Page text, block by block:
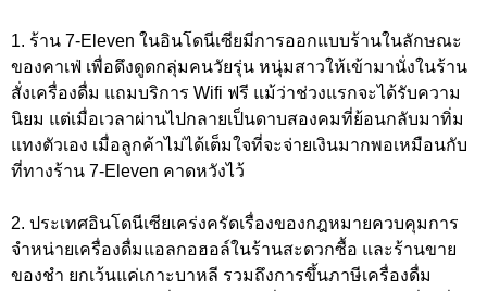
1. ร้าน 7-Eleven ในอินโดนีเซียมีการออกแบบร้านในลักษณะ
ของคาเฟ่ เพื่อดึงดูดกลุ่มคนวัยรุ่น หนุ่มสาวให้เข้ามานั่งในร้าน
สั่งเครื่องดื่ม แถมบริการ Wifi ฟรี แม้ว่าช่วงแรกจะได้รับความ
นิยม แต่เมื่อเวลาผ่านไปกลายเป็นดาบสองคมที่ย้อนกลับมาทิ่ม
แทงตัวเอง เมื่อลูกค้าไม่ได้เต็มใจที่จะจ่ายเงินมากพอเหมือนกับ
ที่ทางร้าน 7-Eleven คาดหวังไว้
2. ประเทศอินโดนีเซียเคร่งครัดเรื่องของกฎหมายควบคุมการ
จำหน่ายเครื่องดื่มแอลกอฮอล์ในร้านสะดวกซื้อ และร้านขาย
ของชำ ยกเว้นแค่เกาะบาหลี รวมถึงการขึ้นภาษีเครื่องดื่ม